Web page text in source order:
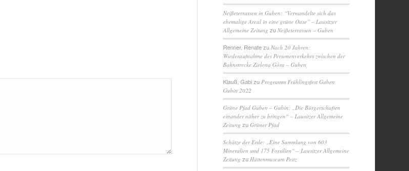
Neißeterrassen in Guben: “Verwandelte sich das
ehemalige Areal in eine grüne Oase” – Lausitzer
Allgemeine Zeitung zuNeißeterrassen – Guben
Renner, RenatezuNach 20 Jahren:
Wiederaufnahme des Personenverkehrs zwischen der
Bahnstrecke Zielona Góra – Guben
Klauß, Gabizu Programm Frühlingsfest Guben
Gubin 2022
Grüne Pfad Guben – Gubin: „Die Bürgerschaften
einander näher zu bringen“ – Lausitzer Allgemeine
Zeitung zuGrüner Pfad
Schätze der Erde: „Eine Sammlung von 603
Mineralien und 175 Fossilien“ – Lausitzer Allgemeine
Zeitung zu Hüttenmuseum Peitz